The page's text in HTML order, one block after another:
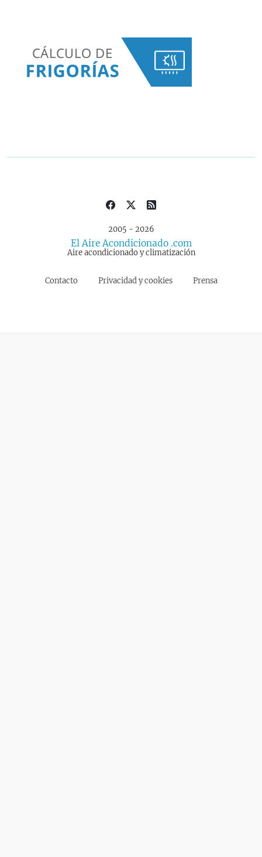
2005 - 2026
El Aire Acondicionado .com
Aire acondicionado y climatización
Contacto Privacidad y cookies Prensa